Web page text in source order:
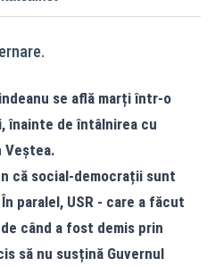
se află marți într-o
înainte de întâlnirea cu
Veștea.
că social-democrații sunt
paralel, USR - care a făcut
când a fost demis prin
să nu susțină Guvernul